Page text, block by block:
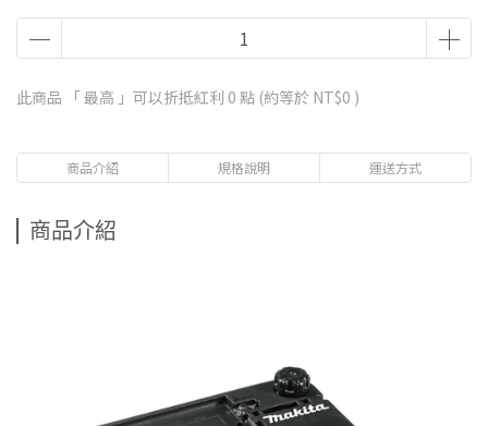
此商品 「 最高 」可以折抵紅利 0 點 (約等於 NT$0 )
商品介紹 規格說明 運送方式
商品介紹